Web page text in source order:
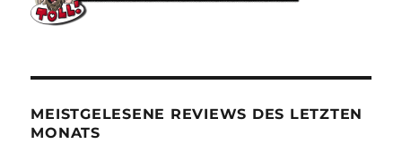
MEISTGELESENE REVIEWS DES LETZTEN
MONATS